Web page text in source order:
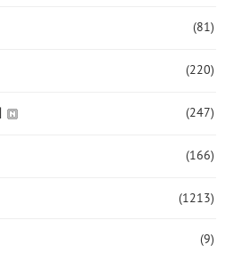
(81)
(220)
(247)
(166)
(1213)
(9)